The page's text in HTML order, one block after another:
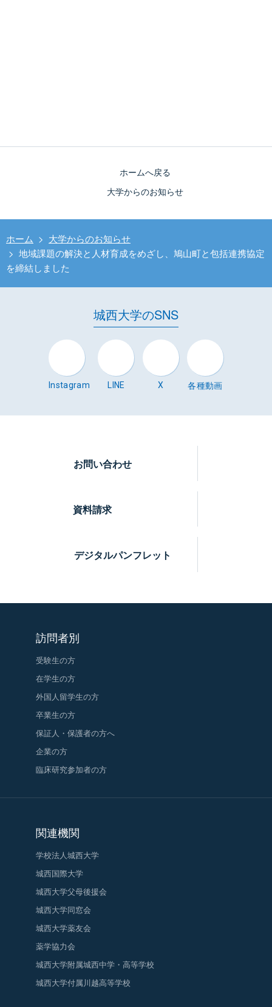
大学からのお知らせ
ホームへ戻る
ホーム > 大学からのお知らせ
> 地域課題の解決と人材育成をめざし、鳩山町と包括連携協定
を締結しました
城西大学のSNS
Instagram LINE X 各種動画
お問い合わせ
資料請求
デジタルパンフレット
訪問者別
受験生の方
在学生の方
外国人留学生の方
卒業生の方
保証人・保護者の方へ
企業の方
臨床研究参加者の方
関連機関
学校法人城西大学
城西国際大学
城西大学父母後援会
城西大学同窓会
城西大学薬友会
薬学協力会
城西大学附属城西中学・高等学校
城西大学付属川越高等学校